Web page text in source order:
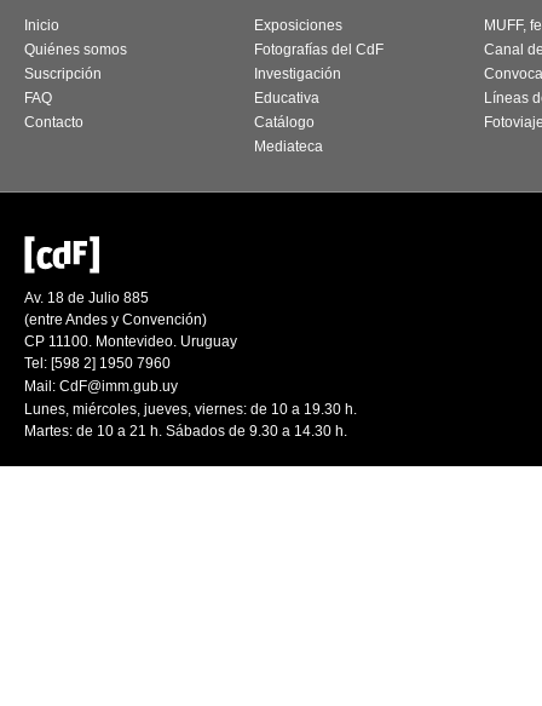
Inicio
Quiénes somos
Suscripción
FAQ
Contacto
Exposiciones
Fotografías del CdF
Investigación
Educativa
Catálogo
Mediateca
MUFF,
Canal
Líneas
Av. 18 de Julio 885
(entre Andes y Convención)
CP 11100. Montevideo. Uruguay
Tel: [598 2] 1950 7960
Mail: CdF@imm.gub.uy
Lunes, miércoles, jueves, viernes: de 10 a 19.30 h.
Martes: de 10 a 21 h. Sábados de 9.30 a 14.30 h.